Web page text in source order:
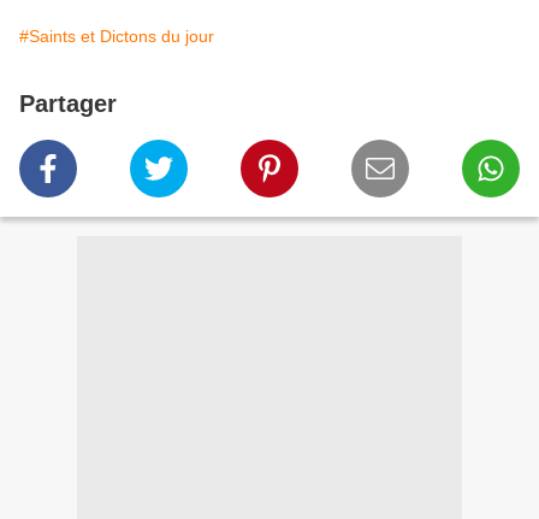
#Saints et Dictons du jour
Partager